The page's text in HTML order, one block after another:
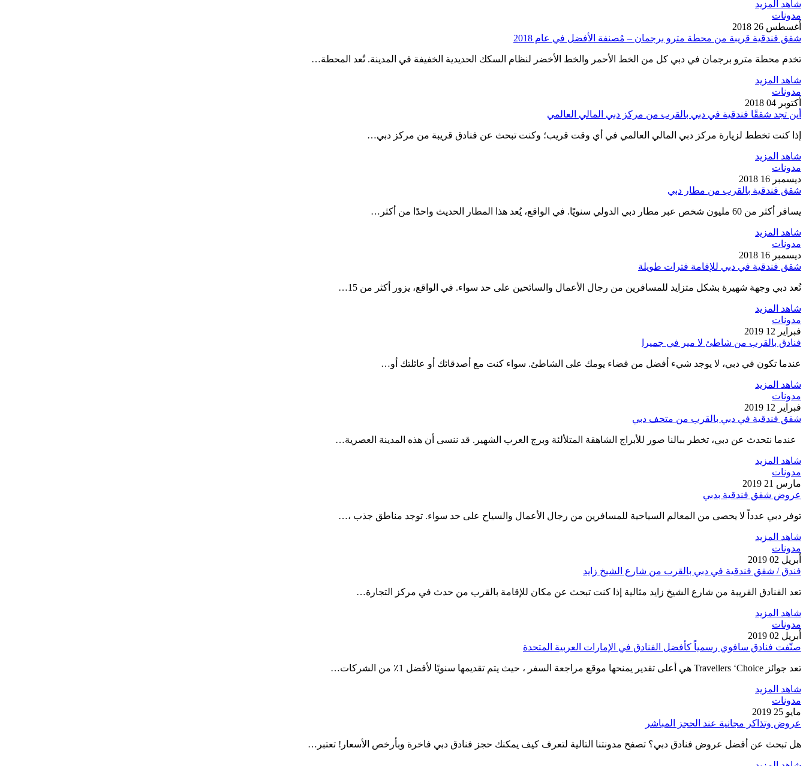
شاهد المزيد
مدونات
أغسطس 26 2018
شقق فندقية قريبة من محطة مترو برجمان – مُصنفة الأفضل في عام 2018
تخدم محطة مترو برجمان في دبي كل من الخط الأحمر والخط الأخضر لنظام السكك الحديدية الخفيفة في المدينة. تُعد المحطة…
شاهد المزيد
مدونات
أكتوبر 04 2018
أين تجد شققًا فندقية في دبي بالقرب من مركز دبي المالي العالمي
إذا كنت تخطط لزيارة مركز دبي المالي العالمي في أي وقت قريب؛ وكنت تبحث عن فنادق قريبة من مركز دبي…
شاهد المزيد
مدونات
ديسمبر 16 2018
شقق فندقية بالقرب من مطار دبي
يسافر أكثر من 60 مليون شخص عبر مطار دبي الدولي سنويًا. في الواقع، يُعد هذا المطار الحديث واحدًا من أكثر…
شاهد المزيد
مدونات
ديسمبر 16 2018
شقق فندقية في دبي للإقامة فترات طويلة
تُعد دبي وجهة شهيرة بشكل متزايد للمسافرين من رجال الأعمال والسائحين على حد سواء. في الواقع، يزور أكثر من 15…
شاهد المزيد
مدونات
فبراير 12 2019
فنادق بالقرب من شاطئ لا مير في جميرا
عندما تكون في دبي، لا يوجد شيء أفضل من قضاء يومك على الشاطئ. سواء كنت مع أصدقائك أو عائلتك أو…
شاهد المزيد
مدونات
فبراير 12 2019
شقق فندقية في دبي بالقرب من متحف دبي
عندما نتحدث عن دبي، تخطر ببالنا صور للأبراج الشاهقة المتلألئة وبرج العرب الشهير. قد ننسى أن هذه المدينة العصرية…
شاهد المزيد
مدونات
مارس 21 2019
عروض شقق فندقية بدبي
توفر دبي عدداً لا يحصى من المعالم السياحية للمسافرين من رجال الأعمال والسياح على حد سواء. توجد مناطق جذب ،…
شاهد المزيد
مدونات
أبريل 02 2019
فندق / شقق فندقية في دبي بالقرب من شارع الشيخ زايد
تعد الفنادق القريبة من شارع الشيخ زايد مثالية إذا كنت تبحث عن مكان للإقامة بالقرب من حدث في مركز التجارة…
شاهد المزيد
مدونات
أبريل 02 2019
صنّفت فنادق سافوي رسمياً كأفضل الفنادق في الإمارات العربية المتحدة
تعد جوائز Travellers ‘Choice هي أعلى تقدير يمنحها موقع مراجعة السفر ، حيث يتم تقديمها سنويًا لأفضل 1٪ من الشركات…
شاهد المزيد
مدونات
مايو 25 2019
عروض وتذاكر مجانية عند الحجز المباشر
هل تبحث عن أفضل عروض فنادق دبي؟ تصفح مدونتنا التالية لتعرف كيف يمكنك حجز فنادق دبي فاخرة وبأرخص الأسعار! تعتبر…